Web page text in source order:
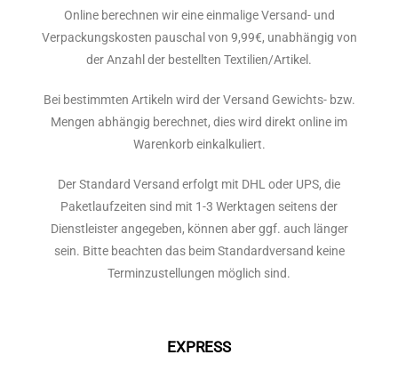
Online berechnen wir eine einmalige Versand- und
Verpackungskosten pauschal von 9,99€, unabhängig von
der Anzahl der bestellten Textilien/Artikel.
Bei bestimmten Artikeln wird der Versand Gewichts- bzw.
Mengen abhängig berechnet, dies wird direkt online im
Warenkorb einkalkuliert.
Der Standard Versand erfolgt mit DHL oder UPS, die
Paketlaufzeiten sind mit 1-3 Werktagen seitens der
Dienstleister angegeben, können aber ggf. auch länger
sein. Bitte beachten das beim Standardversand keine
Terminzustellungen möglich sind.
EXPRESS